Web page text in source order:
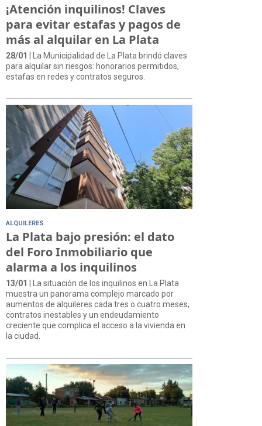
¡Atención inquilinos! Claves
para evitar estafas y pagos de
más al alquilar en La Plata
28/01 | La Municipalidad de La Plata brindó claves
para alquilar sin riesgos: honorarios permitidos,
estafas en redes y contratos seguros.
ALQUILERES
La Plata bajo presión: el dato
del Foro Inmobiliario que
alarma a los inquilinos
13/01
| La situación de los inquilinos en La Plata
muestra un panorama complejo marcado por
aumentos de alquileres cada tres o cuatro meses,
contratos inestables y un endeudamiento
creciente que complica el acceso a la vivienda en
la ciudad.